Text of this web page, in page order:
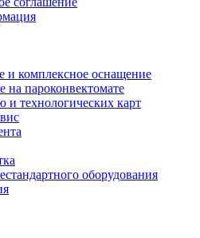
и комплексное оснащение
на пароконвектомате
и технологических карт
оборудования